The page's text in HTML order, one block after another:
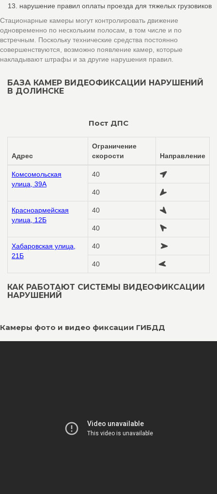
нарушение правил оплаты проезда для тяжелых грузовиков
Стационарные камеры могут контролировать движение
одновременно по нескольким полосам, в том числе и по
встречным. Поскольку технические средства постоянно
совершенствуются, возможно появление камер, которые
накладывают штрафы и за другие нарушения правил.
БАЗА КАМЕР ВИДЕОФИКСАЦИИ НАРУШЕНИЙ
В ДОЛИНСКЕ
Пост ДПС
Адрес
Ограничение
скорости
Направление
Комсомольская
улица, 39А
40
40
Красноармейская
улица, 12Б
40
40
Хабаровская улица,
21Б
40
40
КАК РАБОТАЮТ СИСТЕМЫ ВИДЕОФИКСАЦИИ
НАРУШЕНИЙ
Камеры фото и видео фиксации ГИБДД